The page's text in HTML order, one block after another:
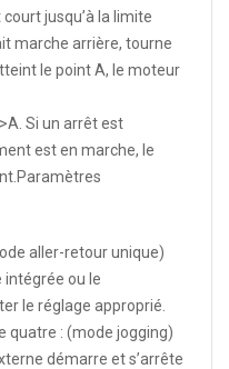
jusqu’à la limite
marche arrière, tourne
le point A, le moteur
Si un arrêt est
est en marche, le
aller-retour unique)
intégrée ou le
le réglage approprié.
quatre : (mode jogging)
démarre et s’arrête